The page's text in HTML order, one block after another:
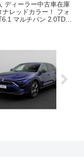
ディーラー中古車在庫
ナレッドカラー！ フォ
マルチバン 2.0TDI